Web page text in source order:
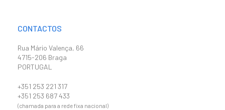
CONTACTOS
Rua Mário Valença, 66
4715-206 Braga
PORTUGAL
+351 253 221 317
+351 253 687 433
(chamada para a rede fixa nacional)